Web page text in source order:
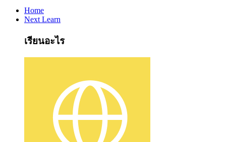
Home
Next Learn
เรียนอะไร